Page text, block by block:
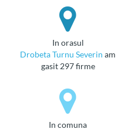
in orasul
Drobeta Turnu Severin am
gasit 297 firme
in comuna